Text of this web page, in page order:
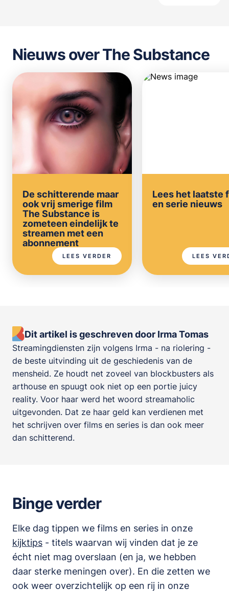
Nieuws over The Substance
De schitterende maar
ook vrij smerige film
The Substance is
zometeen eindelijk te
streamen met een
abonnement
LEES VERDER
Lees het laatste
en serie nieuws
LEES
Dit artikel is geschreven door Irma Tomas
Streamingdiensten zijn volgens Irma - na riolering -
de beste uitvinding uit de geschiedenis van de
mensheid. Ze houdt net zoveel van blockbusters als
arthouse en spuugt ook niet op een portie juicy
reality. Voor haar werd het woord streamaholic
uitgevonden. Dat ze haar geld kan verdienen met
het schrijven over films en series is dan ook meer
dan schitterend.
Binge verder
Elke dag tippen we films en series in onze
kijktips - titels waarvan wij vinden dat je ze
écht niet mag overslaan (en ja, we hebben
daar sterke meningen over). En die zetten we
ook weer overzichtelijk op een rij in onze